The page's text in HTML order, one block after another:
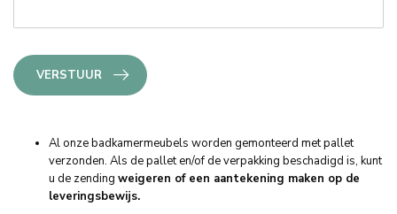
VERSTUUR
Al onze badkamermeubels worden gemonteerd met pallet
verzonden. Als de pallet en/of de verpakking beschadigd is, kunt
u de zending weigeren of een aantekening maken op de
leveringsbewijs.